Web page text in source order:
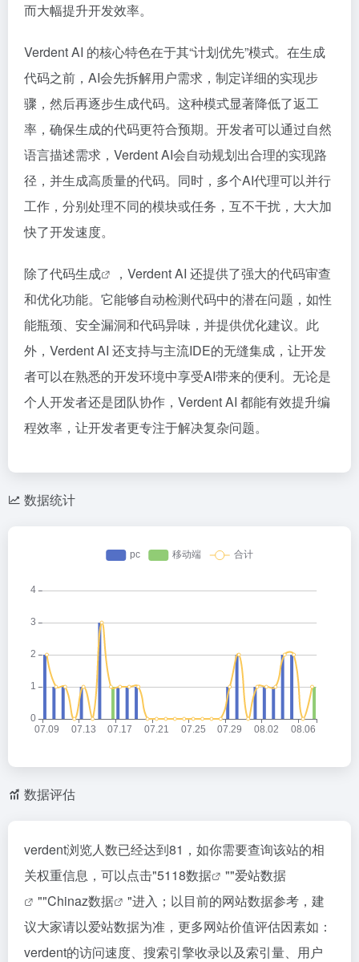
而大幅提升开发效率。
Verdent AI 的核心特色在于其“计划优先”模式。在生成
代码之前，AI会先拆解用户需求，制定详细的实现步
骤，然后再逐步生成代码。这种模式显著降低了返工
率，确保生成的代码更符合预期。开发者可以通过自然
语言描述需求，Verdent AI会自动规划出合理的实现路
径，并生成高质量的代码。同时，多个AI代理可以并行
工作，分别处理不同的模块或任务，互不干扰，大大加
快了开发速度。
除了代码生成
，Verdent AI 还提供了强大的代码审查
和优化功能。它能够自动检测代码中的潜在问题，如性
能瓶颈、安全漏洞和代码异味，并提供优化建议。此
外，Verdent AI 还支持与主流IDE的无缝集成，让开发
者可以在熟悉的开发环境中享受AI带来的便利。无论是
个人开发者还是团队协作，Verdent AI 都能有效提升编
程效率，让开发者更专注于解决复杂问题。
数据统计
数据评估
verdent浏览人数已经达到81，如你需要查询该站的相
关权重信息，可以点击"5118数据 ""爱站数据
""Chinaz数据
"进入；以目前的网站数据参考，建
议大家请以爱站数据为准，更多网站价值评估因素如：
verdent的访问速度、搜索引擎收录以及索引量、用户